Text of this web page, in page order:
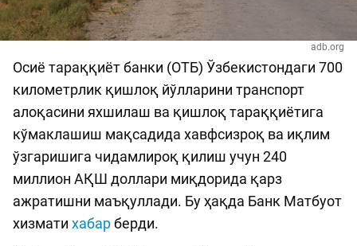
adb.org
Осиё тараққиёт банки (ОТБ) Ўзбекистондаги 700
километрлик қишлоқ йўлларини транспорт
алоқасини яхшилаш ва қишлоқ тараққиётига
кўмаклашиш мақсадида хавфсизроқ ва иқлим
ўзгаришига чидамлироқ қилиш учун 240
миллион АҚШ доллари миқдорида қарз
ажратишни маъқуллади. Бу ҳақда Банк Матбуот
хизмати хабарберди.